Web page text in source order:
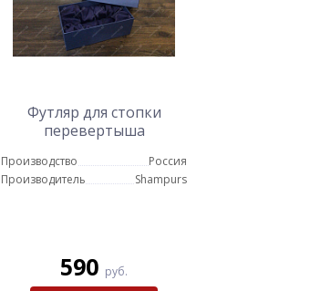
Футляр для стопки
перевертыша
Производство
Россия
Производитель
Shampurs
590 руб.